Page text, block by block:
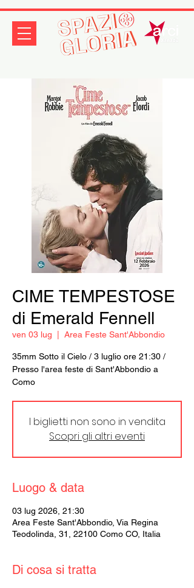
CIME TEMPESTOSE
di Emerald Fennell
ven 03 lug Area Feste Sant'Abbondio
35mm Sotto il Cielo / 3 luglio ore 21:30 /
Presso l'area feste di Sant'Abbondio a
Como
I biglietti non sono in vendita
Scopri gli altri eventi
Luogo & data
03 lug 2026, 21:30
Area Feste Sant'Abbondio, Via Regina
Teodolinda, 31, 22100 Como CO, Italia
Di cosa si tratta